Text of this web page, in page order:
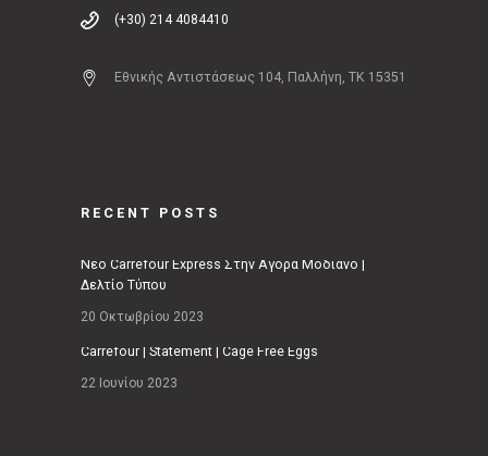
(+30) 214 4084410
Εθνικής Αντιστάσεως 104, Παλλήνη, ΤΚ 15351
RECENT POSTS
Νέο Carrefour Express Στην Αγορά Μοδιάνο |
Δελτίο Τύπου
20 Οκτωβρίου 2023
Carrefour | Statement | Cage Free Eggs
22 Ιουνίου 2023